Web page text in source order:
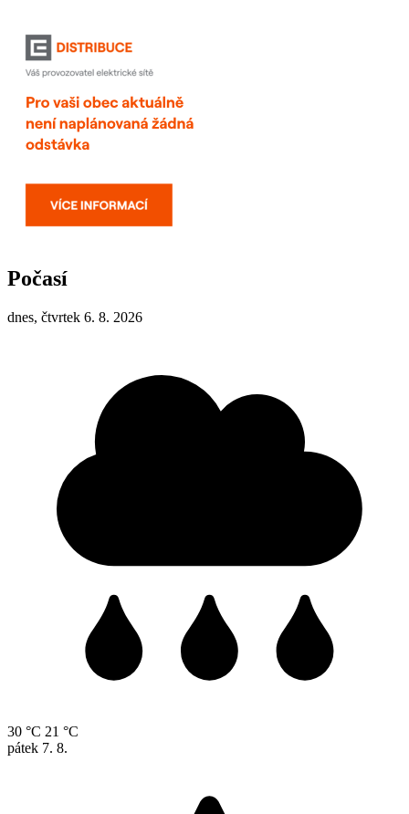
Počasí
dnes, čtvrtek 6. 8. 2026
30 °C 21 °C
pátek 7. 8.